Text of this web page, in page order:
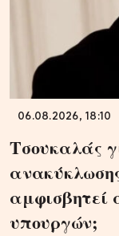
06.08.2026, 18:10
Τσουκαλάς
αμφισβητεί
υπουργών;